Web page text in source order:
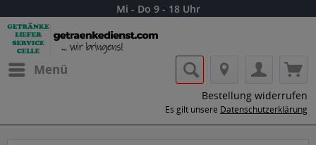
Mi - Do 9 - 18 Uhr
Menü
Bestellung widerrufen
Es gilt unsere Datenschutzerklärung